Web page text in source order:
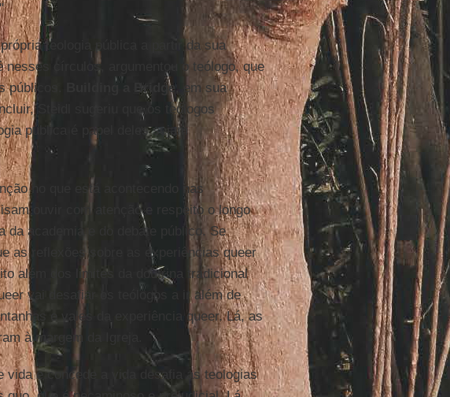
teologia pública a partir da sua
nesses círculos, argumentou o teólogo, que
públicos.
Building a Bridge, em sua
Steidl sugeriu que os teólogos
pública é papel deles sejam
no que está acontecendo nas
ouvir com atenção e respeito o longo
da academia e do debate público. Se
as reflexões sobre as experiências queer
além dos limites da doutrina tradicional
vai desafiar os teólogos a ir além de
e vales da experiência queer. Lá, as
à margem da Igreja.
e concede a vida desafia as teologias